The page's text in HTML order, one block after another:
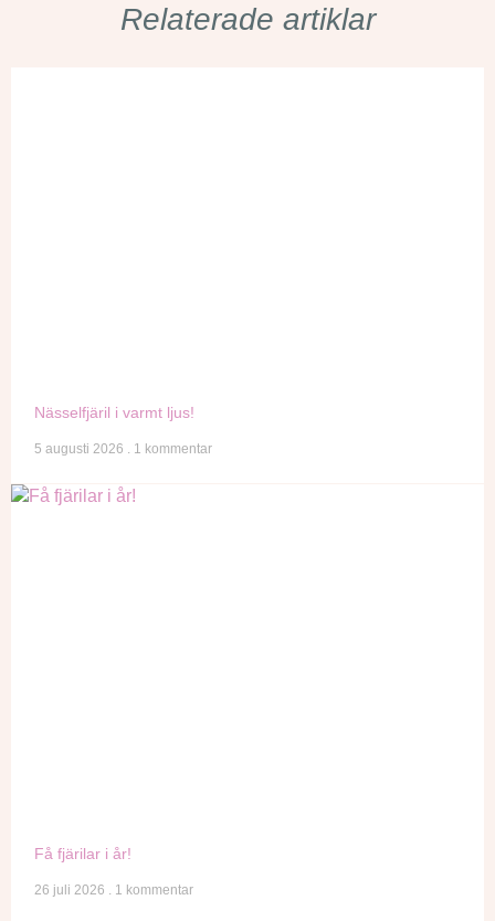
Relaterade artiklar
Nässelfjäril i varmt ljus!
5 augusti 2026 1 kommentar
Få fjärilar i år!
26 juli 2026 1 kommentar